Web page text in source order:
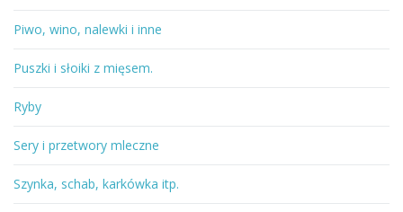
Piwo, wino, nalewki i inne
Puszki i słoiki z mięsem.
Ryby
Sery i przetwory mleczne
Szynka, schab, karkówka itp.